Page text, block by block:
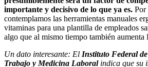
importante y decisivo de lo que ya es. Por
contemplamos las herramientas manuales
vitaminas para una plantilla de empleados
algo que al mismo tiempo también aumenta
Un dato interesante: El Instituto Federal
Trabajo y Medicina Laboralindica que su